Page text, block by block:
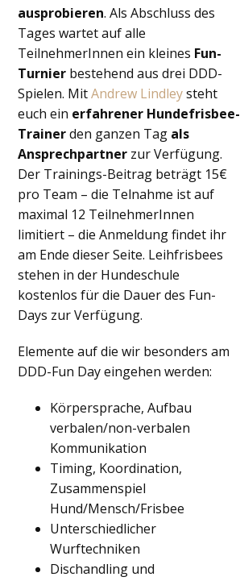
ausprobieren. Als Abschluss des
Tages wartet auf alle
TeilnehmerInnen ein kleines Fun-
Turnier bestehend aus drei DDD-
Spielen. MitAndrew Lindleysteht
euch ein erfahrener Hundefrisbee-
Trainerden ganzen Tag als
Ansprechpartner zur Verfügung.
Der Trainings-Beitrag beträgt 15€
pro Team – die Telnahme ist auf
maximal 12 TeilnehmerInnen
limitiert – die Anmeldung findet ihr
am Ende dieser Seite. Leihfrisbees
stehen in der Hundeschule
kostenlos für die Dauer des Fun-
Days zur Verfügung.
Elemente auf die wir besonders am
DDD-Fun Day eingehen werden:
Körpersprache, Aufbau
verbalen/non-verbalen
Kommunikation
Timing, Koordination,
Zusammenspiel
Hund/Mensch/Frisbee
Unterschiedlicher
Wurftechniken
Dischandling und